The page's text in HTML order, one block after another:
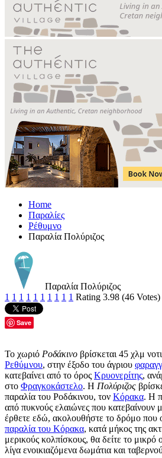
Home
Παραλίες
Ρέθυμνο
Παραλία Πολύριζος
Παραλία Πολύριζος
1 1 1 1 1 1 1 1 1 1 Rating 3.98 (46 Votes)
Save
Το χωριό Ροδάκινο βρίσκεται 45 χλμ
Ρεθύμνου, στην έξοδο του άγριου
κατεβαίνει από το όρος Κρυονερίτης,
στο Φραγκοκάστελο. Η Πολύριζος
παραλία του Ροδάκινου, τον Κόρακα. Η
από πυκνούς ελαιώνες που κατεβαίνουν
έρθετε εδώ, ακολουθήστε το δρόμο που
παραλία του Κόρακα, κατά μήκος της
μερικούς κολπίσκους, θα δείτε το μικρό
λίγα ενοικιαζόμενα δωμάτια και